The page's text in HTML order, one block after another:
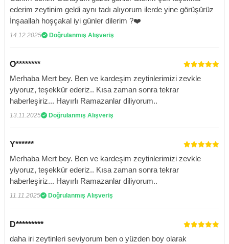
ederim zeytinim geldi aynı tadı alıyorum ilerde yine görüşürüz
İnşaallah hoşçakal iyi günler dilerim ?❤️
14.12.2025 Doğrulanmış Alışveriş
O********
Merhaba Mert bey. Ben ve kardeşim zeytinlerimizi zevkle
yiyoruz, teşekkür ederiz.. Kısa zaman sonra tekrar
haberleşiriz... Hayırlı Ramazanlar diliyorum..
13.11.2025 Doğrulanmış Alışveriş
Y******
Merhaba Mert bey. Ben ve kardeşim zeytinlerimizi zevkle
yiyoruz, teşekkür ederiz.. Kısa zaman sonra tekrar
haberleşiriz... Hayırlı Ramazanlar diliyorum..
11.11.2025 Doğrulanmış Alışveriş
D*********
daha iri zeytinleri seviyorum ben o yüzden boy olarak